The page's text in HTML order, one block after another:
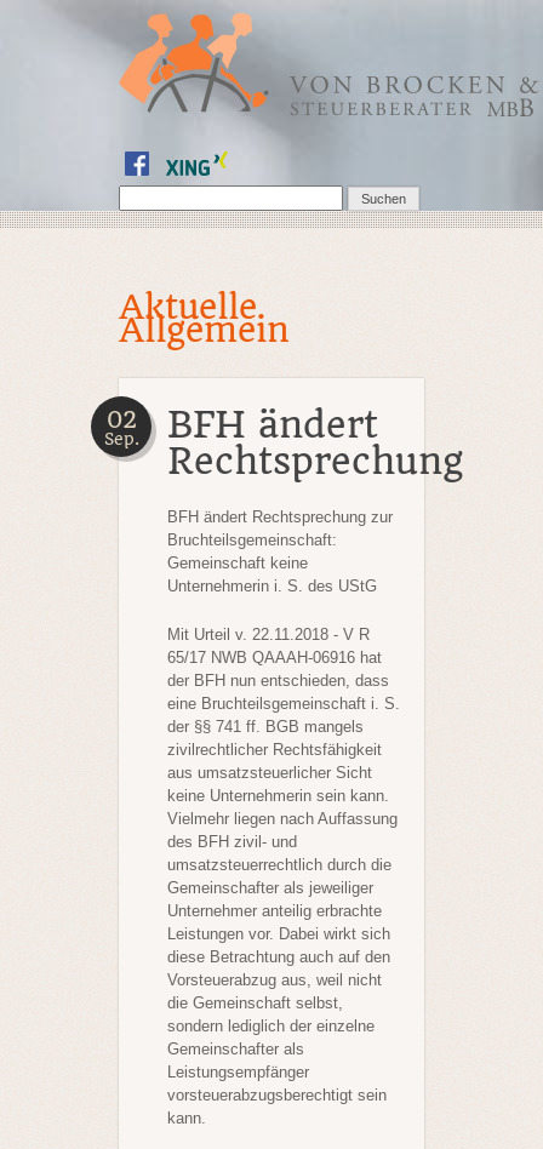
Aktuelle
Allgemein
02
Sep.
BFH ändert
Rechtsprechung
BFH ändert Rechtsprechung zur
Bruchteilsgemeinschaft:
Gemeinschaft keine
Unternehmerin i. S. des UStG
Mit Urteil v. 22.11.2018 - V R
65/17 NWB QAAAH-06916 hat
der BFH nun entschieden, dass
eine Bruchteilsgemeinschaft i. S.
der §§ 741 ff. BGB mangels
zivilrechtlicher Rechtsfähigkeit
aus umsatzsteuerlicher Sicht
keine Unternehmerin sein kann.
Vielmehr liegen nach Auffassung
des BFH zivil- und
umsatzsteuerrechtlich durch die
Gemeinschafter als jeweiliger
Unternehmer anteilig erbrachte
Leistungen vor. Dabei wirkt sich
diese Betrachtung auch auf den
Vorsteuerabzug aus, weil nicht
die Gemeinschaft selbst,
sondern lediglich der einzelne
Gemeinschafter als
Leistungsempfänger
vorsteuerabzugsberechtigt sein
kann.